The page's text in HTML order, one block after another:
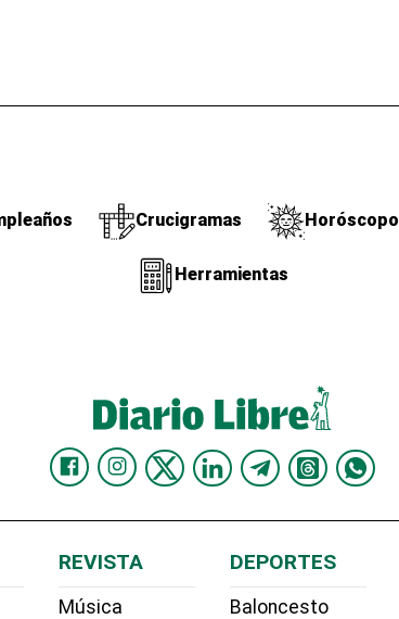
Crucigramas Horóscopo
Herramientas
REVISTA
Música
DEPORTES
Baloncesto